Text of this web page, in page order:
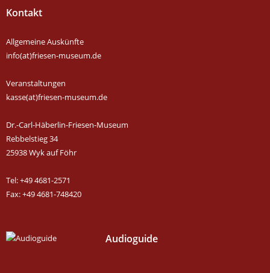
Kontakt
Allgemeine Auskünfte
info(at)friesen-museum.de
Veranstaltungen
kasse(at)friesen-museum.de
Dr.-Carl-Häberlin-Friesen-Museum
Rebbelstieg 34
25938 Wyk auf Föhr
Tel: +49 4681-2571
Fax: +49 4681-748420
Audioguide